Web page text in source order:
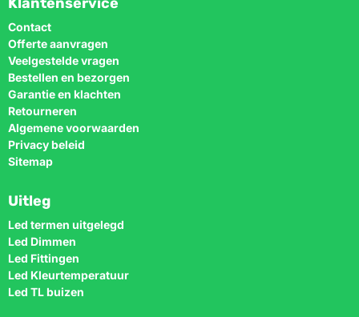
Contact
Offerte aanvragen
Veelgestelde vragen
Bestellen en bezorgen
Garantie en klachten
Retourneren
Algemene voorwaarden
Privacy beleid
Sitemap
Uitleg
Led termen uitgelegd
Led Dimmen
Led Fittingen
Led Kleurtemperatuur
Led TL buizen